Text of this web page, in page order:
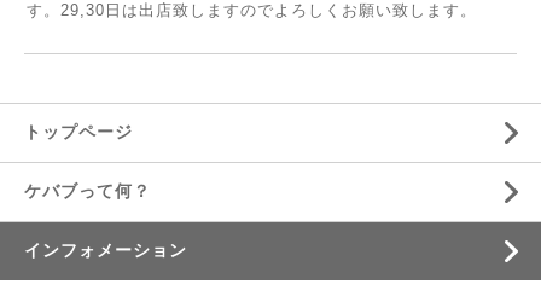
す。29,30日は出店致しますのでよろしくお願い致します。
トップページ
ケバブって何？
インフォメーション